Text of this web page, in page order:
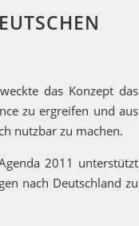
das Konzept das
zu ergreifen und aus
nutzbar zu machen.
2011 unterstützt
nach Deutschland zu